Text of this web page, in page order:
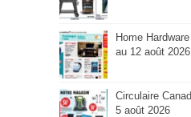
Home
au 12 août 2026
Circulaire
5 août 2026